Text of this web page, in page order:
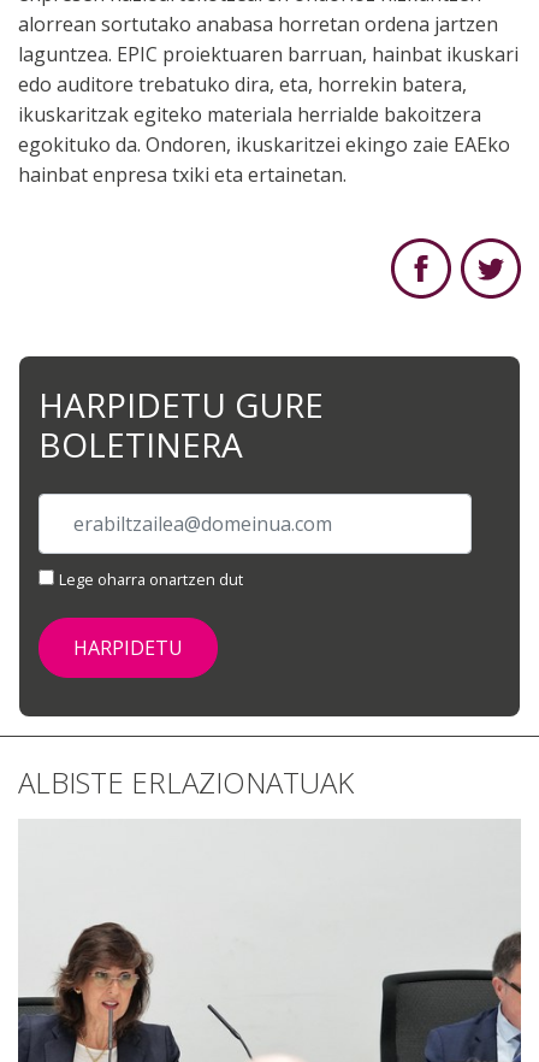
alorrean sortutako anabasa horretan ordena jartzen
laguntzea. EPIC proiektuaren barruan, hainbat ikuskari
edo auditore trebatuko dira, eta, horrekin batera,
ikuskaritzak egiteko materiala herrialde bakoitzera
egokituko da. Ondoren, ikuskaritzei ekingo zaie EAEko
hainbat enpresa txiki eta ertainetan.
HARPIDETU GURE
BOLETINERA
Lege oharra onartzen dut
ALBISTE ERLAZIONATUAK